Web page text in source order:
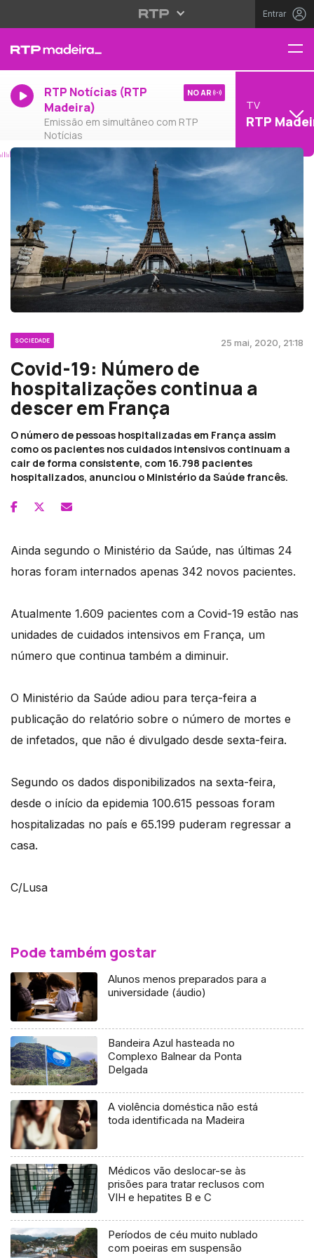
Entrar
RTP Notícias (RTP
Madeira)
Emissão em simultâneo com RTP
Notícias
NO AR
TV
RTP
SOCIEDADE 25 mai, 2020, 21:18
Covid-19: Número de
hospitalizações continua a
descer em França
O número de pessoas hospitalizadas em França assim
como os pacientes nos cuidados intensivos continuam a
cair de forma consistente, com 16.798 pacientes
hospitalizados, anunciou o Ministério da Saúde francês.
Ainda segundo o Ministério da Saúde, nas últimas 24
horas foram internados apenas 342 novos pacientes.
Atualmente 1.609 pacientes com a Covid-19 estão nas
unidades de cuidados intensivos em França, um
número que continua também a diminuir.
O Ministério da Saúde adiou para terça-feira a
publicação do relatório sobre o número de mortes e
de infetados, que não é divulgado desde sexta-feira.
Segundo os dados disponibilizados na sexta-feira,
desde o início da epidemia 100.615 pessoas foram
hospitalizadas no país e 65.199 puderam regressar a
casa.
C/Lusa
Pode também gostar
Alunos menos preparados para a
universidade (áudio)
Bandeira Azul hasteada no
Complexo Balnear da Ponta
Delgada
A violência doméstica não está
toda identificada na Madeira
Médicos vão deslocar-se às
prisões para tratar reclusos com
VIH e hepatites B e C
Períodos de céu muito nublado
com poeiras em suspensão